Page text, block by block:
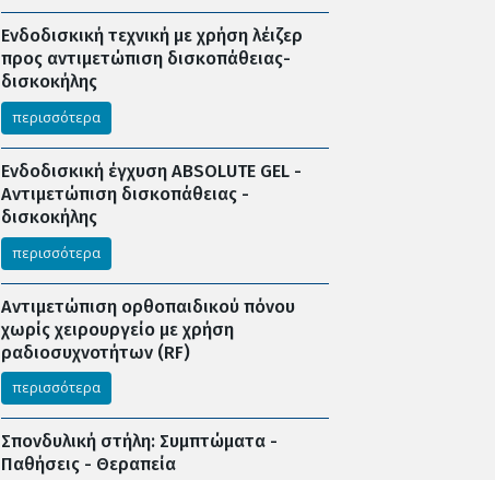
Ενδοδισκική τεχνική με χρήση λέιζερ
προς αντιμετώπιση δισκοπάθειας-
δισκοκήλης
περισσότερα
Ενδοδισκική έγχυση ABSOLUTE GEL -
Αντιμετώπιση δισκοπάθειας -
δισκοκήλης
περισσότερα
Αντιμετώπιση ορθοπαιδικού πόνου
χωρίς χειρουργείο με χρήση
ραδιοσυχνοτήτων (RF)
περισσότερα
Σπονδυλική στήλη: Συμπτώματα -
Παθήσεις - Θεραπεία